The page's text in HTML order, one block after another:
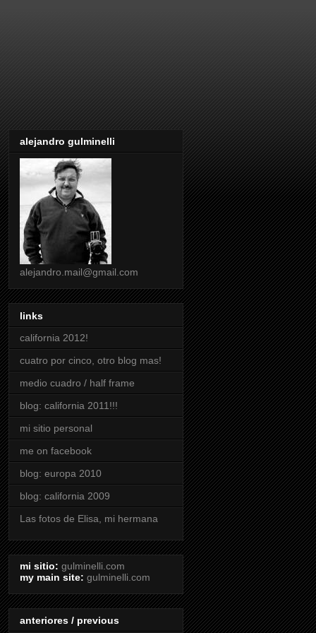
alejandro gulminelli
alejandro.mail@gmail.com
links
california 2012!
cuatro por cinco, otro blog mas!
medio cuadro / half frame
blog: california 2011!!!
mi sitio personal
me on facebook
blog: europa 2010
blog: california 2009
Las fotos de Elisa, mi hermana
mi sitio: gulminelli.com
my main site: gulminelli.com
anteriores / previous